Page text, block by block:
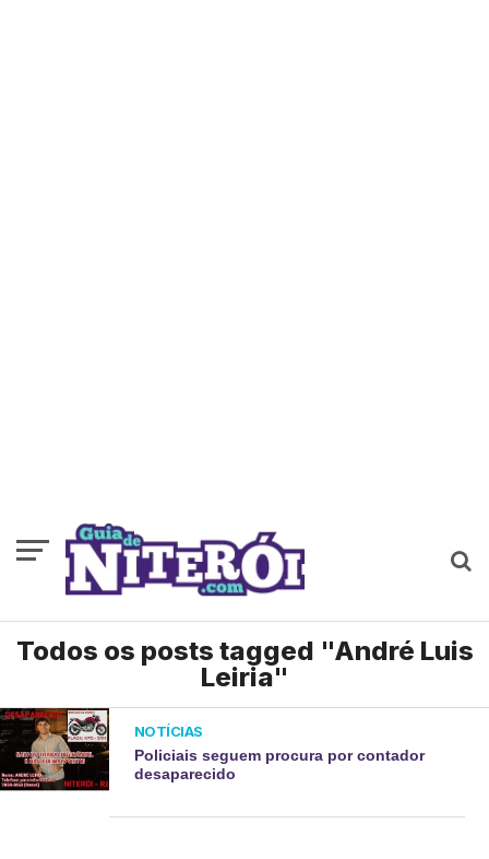
Todos os posts tagged "André Luis
Leiria"
NOTÍCIAS
Policiais seguem procura por contador
desaparecido